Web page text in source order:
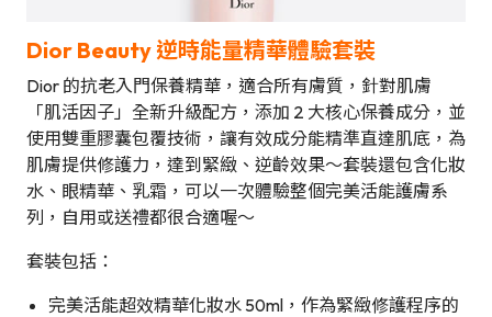
Dior Beauty 逆時能量精華體驗套裝
Dior 的抗老入門保養精華，適合所有膚質，針對肌膚
「肌活因子」全新升級配方，添加 2 大核心保養成分，並
使用雙重膠囊包覆技術，讓有效成分能精準直達肌底，為
肌膚提供修護力，達到緊緻、逆齡效果～套裝還包含化妝
水、眼精華、乳霜，可以一次體驗整個完美活能護膚系
列，自用或送禮都很合適喔～
套裝包括：
完美活能超效精華化妝水 50ml，作為緊緻修護程序的